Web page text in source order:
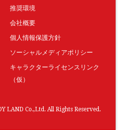
推奨環境
会社概要
個人情報保護方針
ソーシャルメディアポリシー
キャラクターライセンスリンク
（仮）
LAND Co.,Ltd. All Rights Reserved.